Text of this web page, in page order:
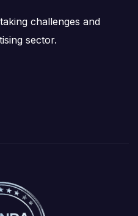
challenges and
sector.